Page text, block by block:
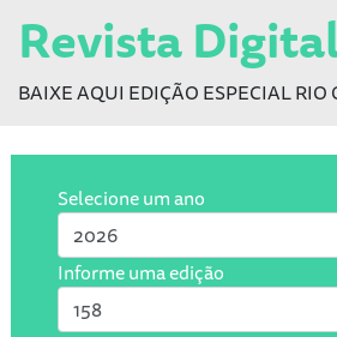
Revista
BAIXE AQUI EDIÇÃO ESPECIAL RIO
Selecione um ano
Informe uma edição